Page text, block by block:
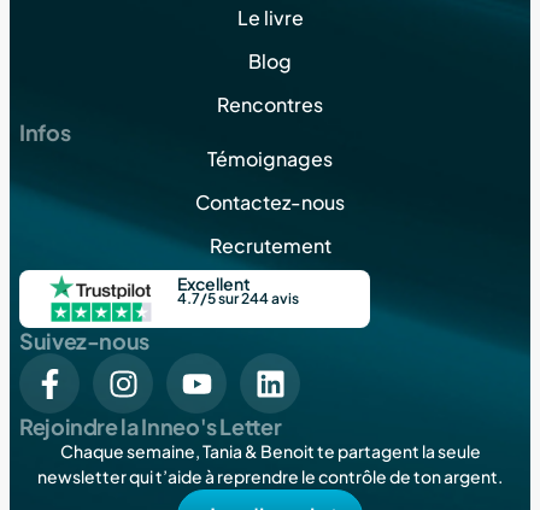
Le livre
Blog
Rencontres
Infos
Témoignages
Contactez-nous
Recrutement
Excellent
4.7/5 sur 244 avis
Suivez-nous
Rejoindre la Inneo's Letter
Chaque semaine, Tania & Benoit te partagent la seule
newsletter qui t’aide à reprendre le contrôle de ton argent.